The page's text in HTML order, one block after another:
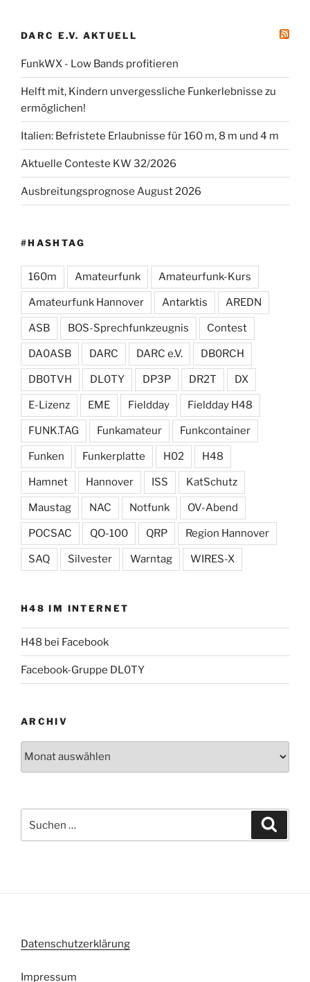
DARC E.V. AKTUELL
FunkWX - Low Bands profitieren
Helft mit, Kindern unvergessliche Funkerlebnisse zu
ermöglichen!
Italien: Befristete Erlaubnisse für 160 m, 8 m und 4 m
Aktuelle Conteste KW 32/2026
Ausbreitungsprognose August 2026
#HASHTAG
160m Amateurfunk Amateurfunk-Kurs
Amateurfunk Hannover Antarktis AREDN
ASB BOS-Sprechfunkzeugnis Contest
DA0ASB DARC DARC e.V. DB0RCH
DB0TVH DL0TY DP3P DR2T DX
E-Lizenz EME Fieldday Fieldday H48
FUNK.TAG Funkamateur Funkcontainer
Funken Funkerplatte H02 H48
Hamnet Hannover ISS KatSchutz
Maustag NAC Notfunk OV-Abend
POCSAC QO-100 QRP Region Hannover
SAQ Silvester Warntag WIRES-X
H48 IM INTERNET
H48 bei Facebook
Facebook-Gruppe DL0TY
ARCHIV
nach:
Datenschutzerklärung
Impressum